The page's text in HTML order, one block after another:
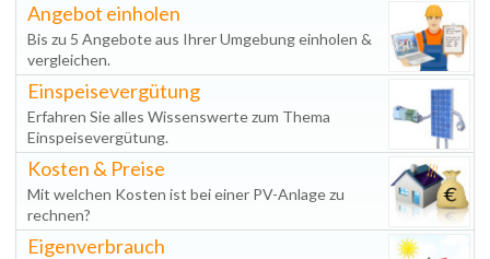
Angebot einholen
Bis zu 5 Angebote aus Ihrer Umgebung einholen &
vergleichen.
Einspeisevergütung
Erfahren Sie alles Wissenswerte zum Thema
Einspeisevergütung.
Kosten & Preise
Mit welchen Kosten ist bei einer PV-Anlage zu
rechnen?
Eigenverbrauch